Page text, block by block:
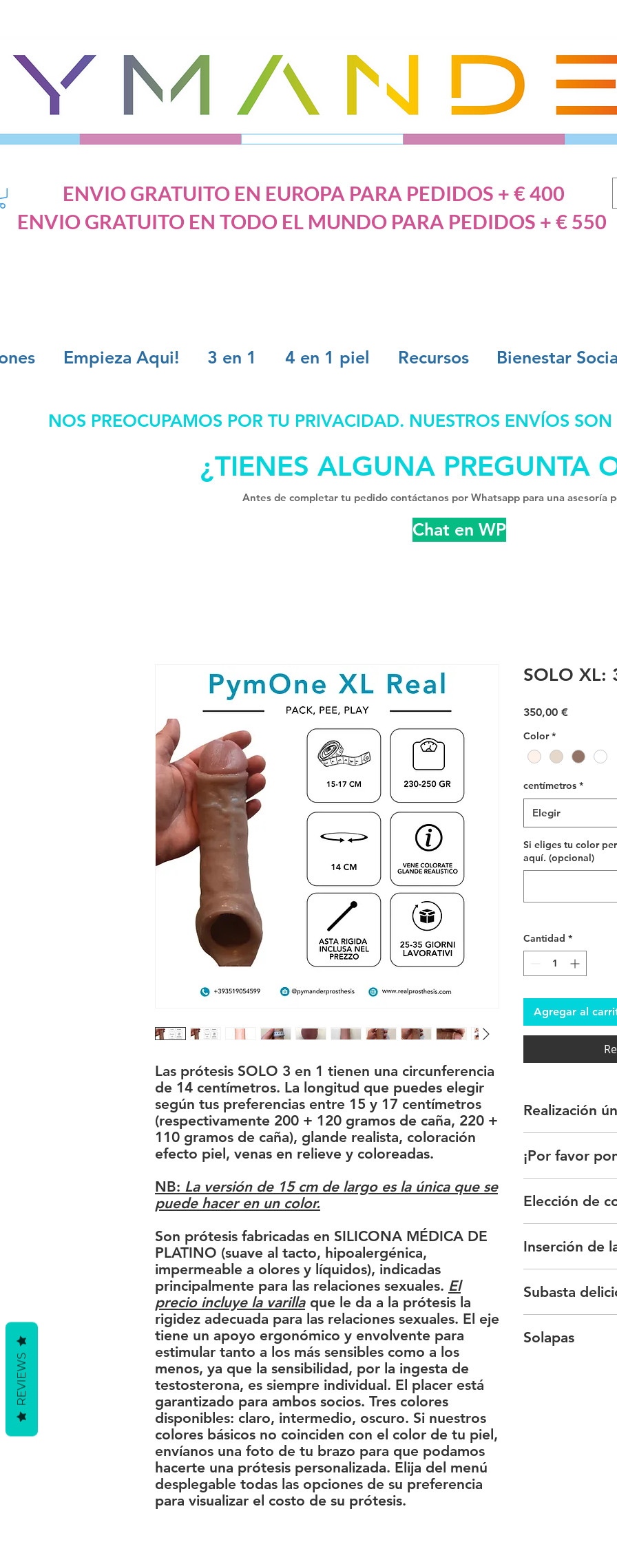
ENVIO GRATUITO EN EUROPA PARA PEDIDOS + € 400
ENVIO GRATUITO EN TODO EL MUNDO PARA PEDIDOS + € 550
Empieza Aqui! 3 en 1 4 en 1 piel Recursos Bienestar
NOS PREOCUPAMOS POR TU PRIVACIDAD. NUESTROS ENVÍOS
¿TIENES ALGUNA PREGUNTA
Antes de completar tu pedido contáctanos por Whatsapp para una asesoría
Chat en WP
Las prótesis SOLO 3 en 1 tienen una circunferencia
de 14 centímetros. La longitud que puedes elegir
según tus preferencias entre 15 y 17 centímetros
(respectivamente 200 + 120 gramos de caña, 220 +
110 gramos de caña), glande realista, coloración
efecto piel, venas en relieve y coloreadas.
NB: La versión de 15 cm de largo es la única que se
puede hacer en un color.
Son prótesis fabricadas en SILICONA MÉDICA DE
PLATINO (suave al tacto, hipoalergénica,
impermeable a olores y líquidos), indicadas
principalmente para las relaciones sexuales. El
precio incluye la varilla que le da a la prótesis la
rigidez adecuada para las relaciones sexuales. El eje
tiene un apoyo ergonómico y envolvente para
estimular tanto a los más sensibles como a los
menos, ya que la sensibilidad, por la ingesta de
testosterona, es siempre individual. El placer está
garantizado para ambos socios. Tres colores
disponibles: claro, intermedio, oscuro. Si nuestros
colores básicos no coinciden con el color de tu piel,
envíanos una foto de tu brazo para que podamos
hacerte una prótesis personalizada. Elija del menú
desplegable todas las opciones de su preferencia
para visualizar el costo de su prótesis.
SOLO XL:
350,00 €
Color *
centímetros *
Elegir
Si eliges tu color
aquí. (opcional)
Cantidad *
Agregar al
Realización
ya que cada una de
hecha a mano.
¡Por favor
de forma diferente
laboratorio.
Elección de
no se adaptan a su
(colores fríos o
Inserción de
febrero de 2024,
Precaución: para
sostenga la punta
No fuerce la
Subasta
Esta subasta le
la eyaculación
Solapas
REVIEWS